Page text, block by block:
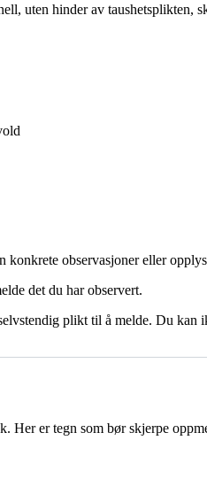
uten hinder av taushetsplikten,
konkrete observasjoner eller
det du har observert.
plikt til å melde. Du kan
Her er tegn som bør skjerpe